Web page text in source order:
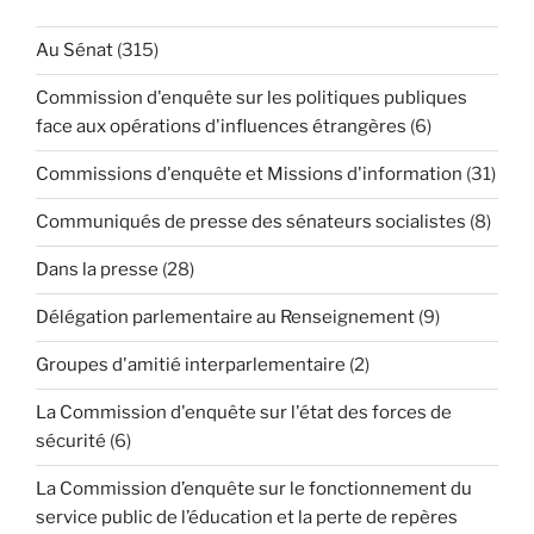
Au Sénat (315)
Commission d'enquête sur les politiques publiques
face aux opérations d'influences étrangères (6)
Commissions d'enquête et Missions d'information (31)
Communiqués de presse des sénateurs socialistes (8)
Dans la presse (28)
Délégation parlementaire au Renseignement (9)
Groupes d'amitié interparlementaire (2)
La Commission d'enquête sur l'état des forces de
sécurité (6)
La Commission d’enquête sur le fonctionnement du
service public de l’éducation et la perte de repères